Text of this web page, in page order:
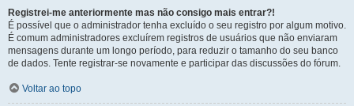
Registrei-me anteriormente mas não consigo mais entrar?!
É possível que o administrador tenha excluído o seu registro por algum motivo.
É comum administradores excluírem registros de usuários que não enviaram
mensagens durante um longo período, para reduzir o tamanho do seu banco
de dados. Tente registrar-se novamente e participar das discussões do fórum.
Voltar ao topo